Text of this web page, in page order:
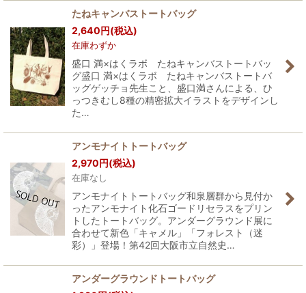
たねキャンバストートバッグ
2,640円(税込)
在庫わずか
盛口 満×はくラボ たねキャンバストートバッ
グ盛口 満×はくラボ たねキャンバストートバ
ッグゲッチョ先生こと、盛口満さんによる、ひ
っつきむし8種の精密拡大イラストをデザインし
た…
アンモナイトトートバッグ
2,970円(税込)
在庫なし
アンモナイトトートバッグ和泉層群から見付か
ったアンモナイト化石ゴードリセラスをプリン
トしたトートバッグ。アンダーグラウンド展に
合わせて新色「キャメル」「フォレスト（迷
彩）」登場！第42回大阪市立自然史…
アンダーグラウンドトートバッグ